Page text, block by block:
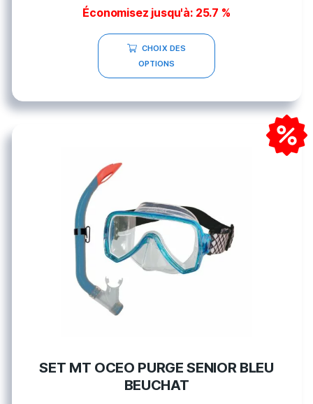
Économisez jusqu'à: 25.7 %
CHOIX DES
OPTIONS
SET MT OCEO PURGE SENIOR BLEU
BEUCHAT